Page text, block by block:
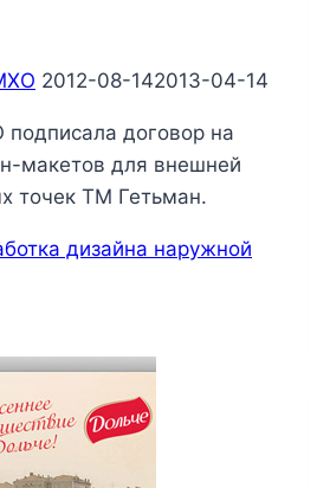
2012-08-142013-04-14
договор на
макетов для внешней
точек ТМ Гетьман.
дизайна наружной